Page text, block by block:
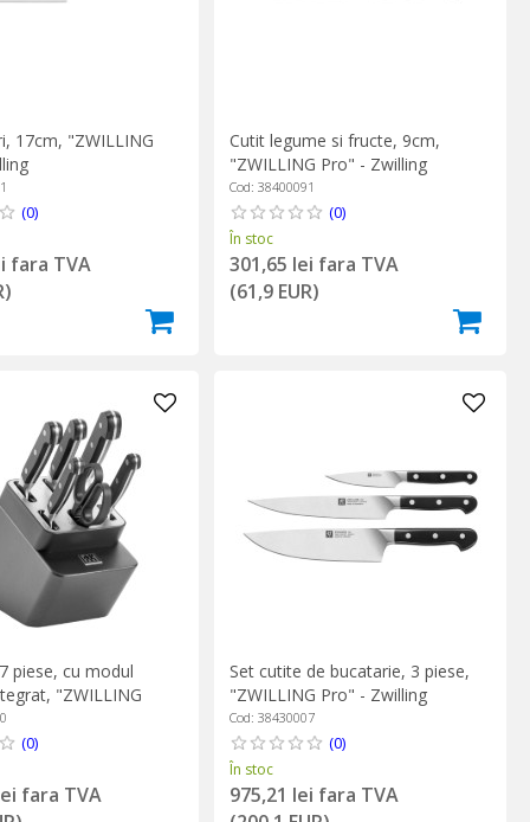
17cm, "ZWILLING
(0)
fara TVA
Cutit legume si fructe, 9cm,
"ZWILLING Pro" - Zwilling
Cod: 38400091
(0)
În stoc
301,65 lei fara TVA
(61,9 EUR)
piese, cu modul
"ZWILLING
(0)
fara TVA
Set cutite de bucatarie, 3 piese,
"ZWILLING Pro" - Zwilling
Cod: 38430007
(0)
În stoc
975,21 lei fara TVA